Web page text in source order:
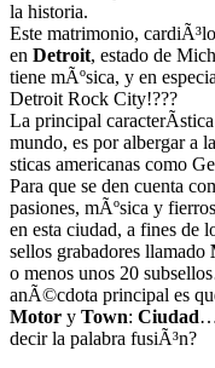
la historia.
Este matrimonio,
en Detroit, estado de
tiene mÃºsica, y en
Detroit Rock City!???
La principal
mundo, es por albergar a
sticas americanas como
Para que se den cuenta
pasiones, mÃºsica y
en esta ciudad, a fines de
sellos grabadores llamado
o menos unos 20
anÃ©cdota principal es
Motor y Town: Ciudad
decir la palabra fusiÃ³n?